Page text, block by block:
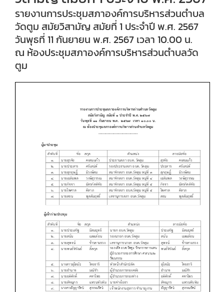
รายงานการประชุมสภาองค์การบริหารส่วนตำบล
วัดตูม สมัยวิสามัญ สมัยที่ 1 ประจำปี พ.ศ. 2567
วันพุธที่ 11 กันยายน พ.ศ. 2567 เวลา 10.00 น.
ณ ห้องประชุมสภาองค์การบริหารส่วนตำบลวัด
ตูม